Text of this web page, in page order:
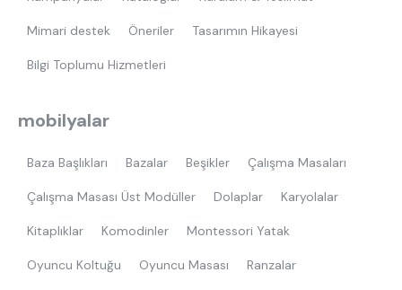
Mimari destek Öneriler Tasarımın Hikayesi
Bilgi Toplumu Hizmetleri
mobilyalar
Baza Başlıkları Bazalar Beşikler Çalışma Masaları
Çalışma Masası Üst Modüller Dolaplar Karyolalar
Kitaplıklar Komodinler Montessori Yatak
Oyuncu Koltuğu Oyuncu Masası Ranzalar